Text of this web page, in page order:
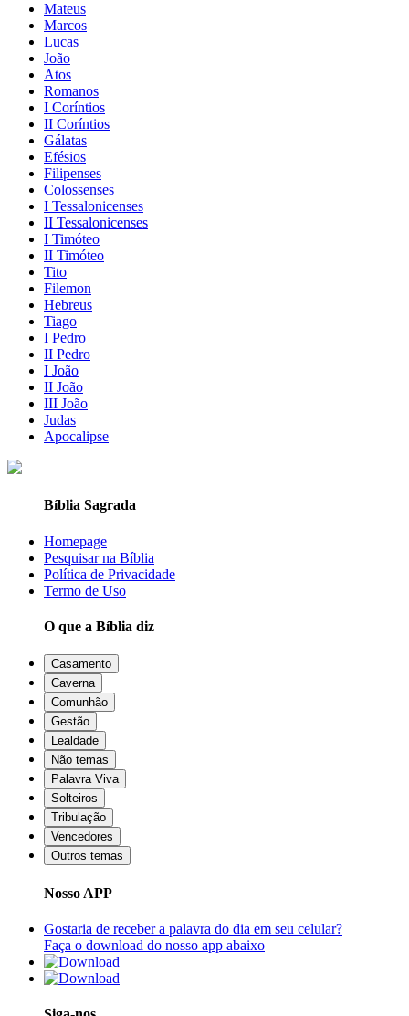
Mateus
Marcos
Lucas
João
Atos
Romanos
I Coríntios
II Coríntios
Gálatas
Efésios
Filipenses
Colossenses
I Tessalonicenses
II Tessalonicenses
I Timóteo
II Timóteo
Tito
Filemon
Hebreus
Tiago
I Pedro
II Pedro
I João
II João
III João
Judas
Apocalipse
Bíblia Sagrada
Homepage
Pesquisar na Bíblia
Política de Privacidade
Termo de Uso
O que a Bíblia diz
Casamento
Caverna
Comunhão
Gestão
Lealdade
Não temas
Palavra Viva
Solteiros
Tribulação
Vencedores
Outros temas
Nosso APP
Gostaria de receber a palavra do dia em seu celular?
Faça o download do nosso app abaixo